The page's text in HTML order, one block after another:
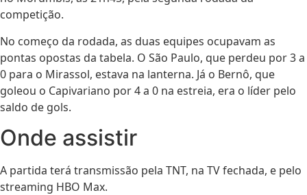
competição.
No começo da rodada, as duas equipes ocupavam as
pontas opostas da tabela. O São Paulo, que perdeu por 3 a
0 para o Mirassol, estava na lanterna. Já o Bernô, que
goleou o Capivariano por 4 a 0 na estreia, era o líder pelo
saldo de gols.
Onde assistir
A partida terá transmissão pela TNT, na TV fechada, e pelo
streaming HBO Max.